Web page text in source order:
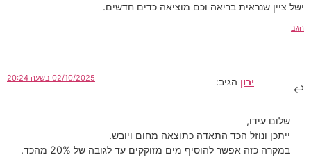
ישל ציין שנראית בריאה וכם מוציאה כדים חדשים.
הגב
ירון הגיב: 02/10/2025 בשעה 20:24
שלום עידו,
ייתכן ונוזל הכד התאדה כתוצאה מחום ויובש.
במקרה כזה אפשר להוסיף מים מזוקקים עד לגובה של 20% מהכד.